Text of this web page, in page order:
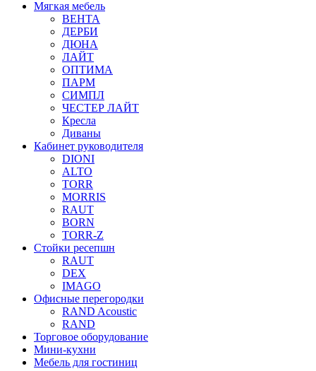
Мягкая мебель
ВЕНТА
ДЕРБИ
ДЮНА
ЛАЙТ
ОПТИМА
ПАРМ
СИМПЛ
ЧЕСТЕР ЛАЙТ
Кресла
Диваны
Кабинет руководителя
DIONI
ALTO
TORR
MORRIS
RAUT
BORN
TORR-Z
Стойки ресепшн
RAUT
DEX
IMAGO
Офисные перегородки
RAND Acoustic
RAND
Торговое оборудование
Мини-кухни
Мебель для гостиниц